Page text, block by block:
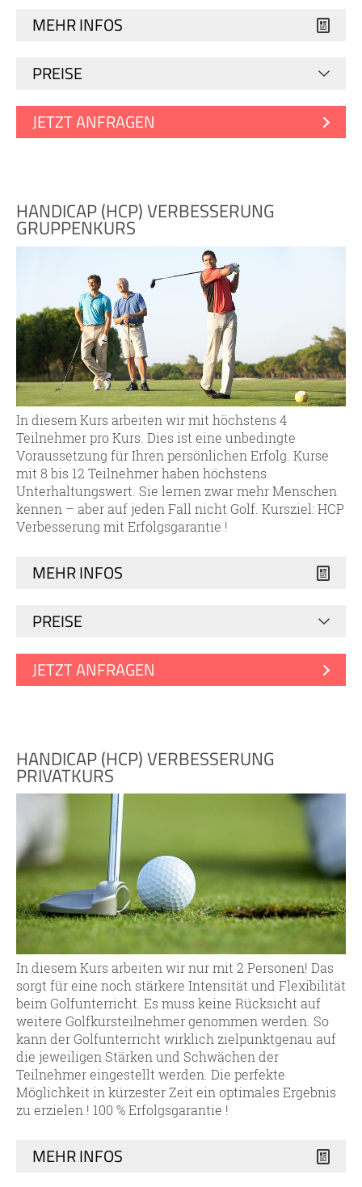
MEHR INFOS
PREISE
JETZT ANFRAGEN
HANDICAP (HCP) VERBESSERUNG
GRUPPENKURS
In diesem Kurs arbeiten wir mit höchstens 4
Teilnehmer pro Kurs. Dies ist eine unbedingte
Voraussetzung für Ihren persönlichen Erfolg. Kurse
mit 8 bis 12 Teilnehmer haben höchstens
Unterhaltungswert. Sie lernen zwar mehr Menschen
kennen – aber auf jeden Fall nicht Golf. Kursziel: HCP
Verbesserung mit Erfolgsgarantie !
MEHR INFOS
PREISE
JETZT ANFRAGEN
HANDICAP (HCP) VERBESSERUNG
PRIVATKURS
In diesem Kurs arbeiten wir nur mit 2 Personen! Das
sorgt für eine noch stärkere Intensität und Flexibilität
beim Golfunterricht. Es muss keine Rücksicht auf
weitere Golfkursteilnehmer genommen werden. So
kann der Golfunterricht wirklich zielpunktgenau auf
die jeweiligen Stärken und Schwächen der
Teilnehmer eingestellt werden. Die perfekte
Möglichkeit in kürzester Zeit ein optimales Ergebnis
zu erzielen ! 100 % Erfolgsgarantie !
MEHR INFOS